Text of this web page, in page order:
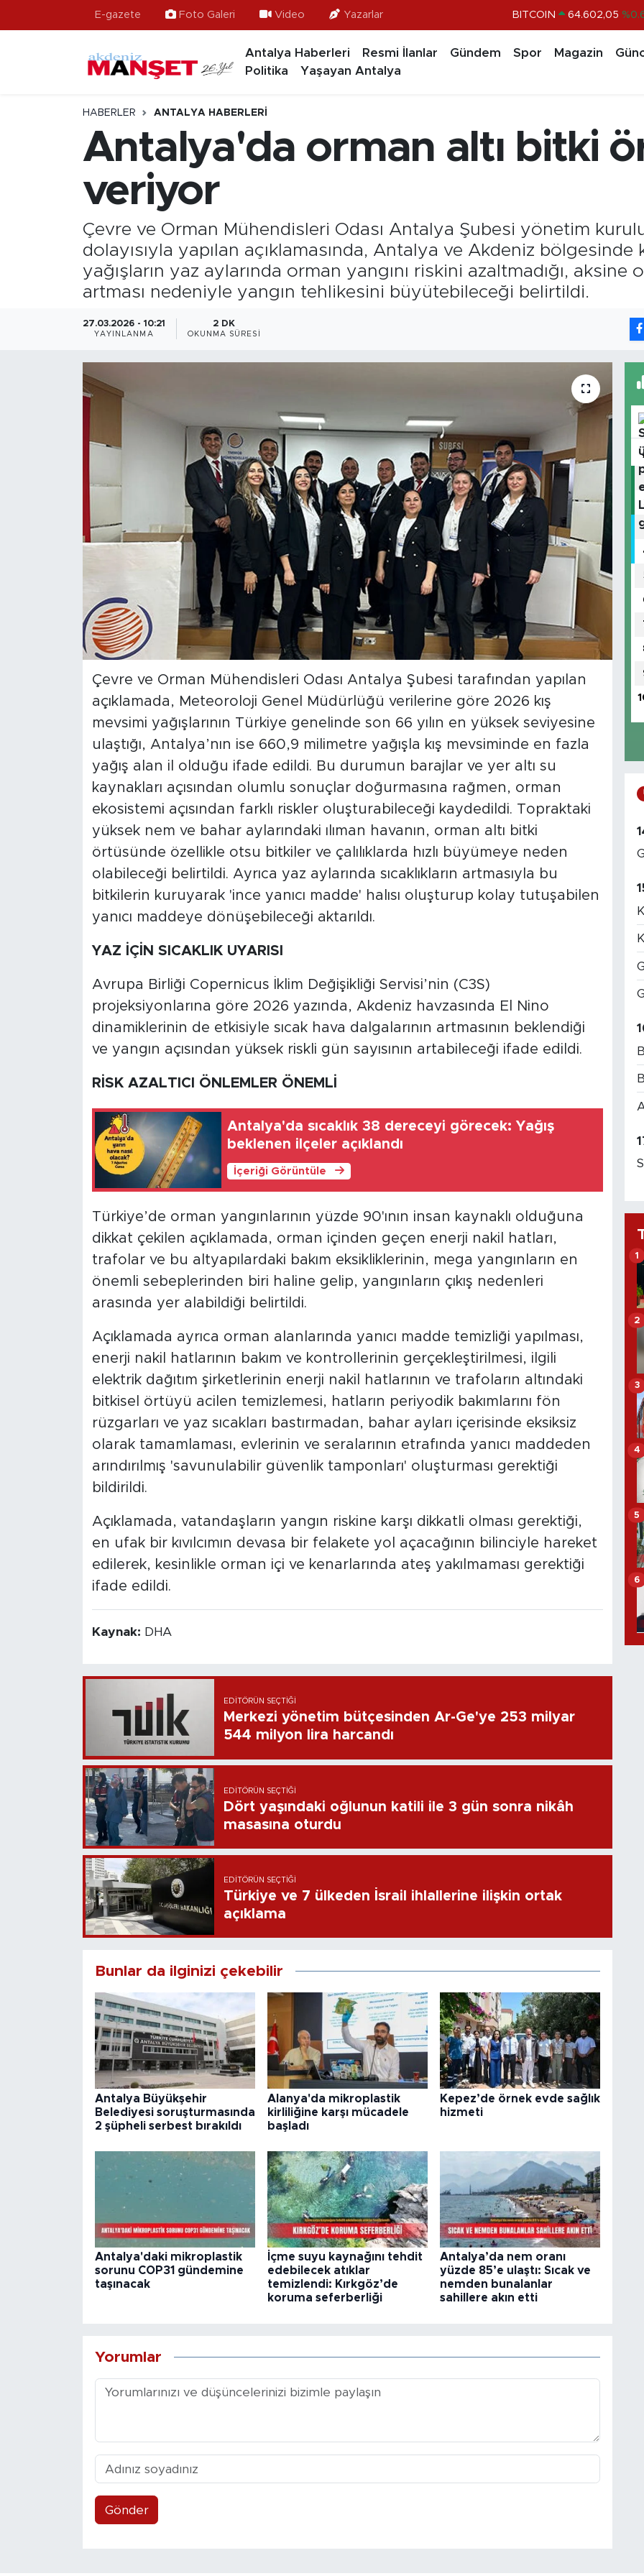
E-gazete Foto Galeri Video Yazarlar
47,6006
EURO 55,0250
BİST100 13.768
Antalya Haberleri Resmi İlanlar Gündem Spor Magazin
Politika
Yaşayan Antalya
HABERLER ANTALYA HABERLERI
Antalya'da orman altı bitki
veriyor
Çevre ve Orman Mühendisleri Odası Antalya Şubesi yönetim
dolayısıyla yapılan açıklamasında, Antalya ve Akdeniz bölgesinde
yağışların yaz aylarında orman yangını riskini azaltmadığı,
artması nedeniyle yangın tehlikesini büyütebileceği belirtildi.
27.03.2026 - 10:21
YAYINLANMA
2 DK
OKUNMA SÜRESI
Çevre ve Orman Mühendisleri Odası Antalya Şubesi tarafından yapılan
açıklamada, Meteoroloji Genel Müdürlüğü verilerine göre 2026 kış
mevsimi yağışlarının Türkiye genelinde son 66 yılın en yüksek seviyesine
ulaştığı, Antalya’nın ise 660,9 milimetre yağışla kış mevsiminde en fazla
yağış alan il olduğu ifade edildi. Bu durumun barajlar ve yer altı su
kaynakları açısından olumlu sonuçlar doğurmasına rağmen, orman
ekosistemi açısından farklı riskler oluşturabileceği kaydedildi. Topraktaki
yüksek nem ve bahar aylarındaki ılıman havanın, orman altı bitki
örtüsünde özellikle otsu bitkiler ve çalılıklarda hızlı büyümeye neden
olabileceği belirtildi. Ayrıca yaz aylarında sıcaklıkların artmasıyla bu
bitkilerin kuruyarak 'ince yanıcı madde' halısı oluşturup kolay tutuşabilen
yanıcı maddeye dönüşebileceği aktarıldı.
YAZ İÇİN SICAKLIK UYARISI
Avrupa Birliği Copernicus İklim Değişikliği Servisi’nin (C3S)
projeksiyonlarına göre 2026 yazında, Akdeniz havzasında El Nino
dinamiklerinin de etkisiyle sıcak hava dalgalarının artmasının beklendiği
ve yangın açısından yüksek riskli gün sayısının artabileceği ifade edildi.
RİSK AZALTICI ÖNLEMLER ÖNEMLİ
Antalya'da sıcaklık 38 dereceyi görecek: Yağış
beklenen ilçeler açıklandı
İçeriği Görüntüle
Türkiye’de orman yangınlarının yüzde 90'ının insan kaynaklı olduğuna
dikkat çekilen açıklamada, orman içinden geçen enerji nakil hatları,
trafolar ve bu altyapılardaki bakım eksikliklerinin, mega yangınların en
önemli sebeplerinden biri haline gelip, yangınların çıkış nedenleri
arasında yer alabildiği belirtildi.
Açıklamada ayrıca orman alanlarında yanıcı madde temizliği yapılması,
enerji nakil hatlarının bakım ve kontrollerinin gerçekleştirilmesi, ilgili
elektrik dağıtım şirketlerinin enerji nakil hatlarının ve trafoların altındaki
bitkisel örtüyü acilen temizlemesi, hatların periyodik bakımlarını fön
rüzgarları ve yaz sıcakları bastırmadan, bahar ayları içerisinde eksiksiz
olarak tamamlaması, evlerinin ve seralarının etrafında yanıcı maddeden
arındırılmış 'savunulabilir güvenlik tamponları' oluşturması gerektiği
bildirildi.
Açıklamada, vatandaşların yangın riskine karşı dikkatli olması gerektiği,
en ufak bir kıvılcımın devasa bir felakete yol açacağının bilinciyle hareket
edilerek, kesinlikle orman içi ve kenarlarında ateş yakılmaması gerektiği
ifade edildi.
Kaynak: DHA
EDITÖRÜN SEÇTIĞI
Merkezi yönetim bütçesinden Ar-Ge'ye 253 milyar
544 milyon lira harcandı
EDITÖRÜN SEÇTIĞI
Dört yaşındaki oğlunun katili ile 3 gün sonra nikâh
masasına oturdu
EDITÖRÜN SEÇTIĞI
Türkiye ve 7 ülkeden İsrail ihlallerine ilişkin ortak
açıklama
Bunlar da ilginizi çekebilir
Antalya Büyükşehir
Belediyesi soruşturmasında
2 şüpheli serbest bırakıldı
Alanya'da mikroplastik
kirliliğine karşı mücadele
başladı
Kepez’de örnek evde sağlık
hizmeti
Antalya'daki mikroplastik
sorunu COP31 gündemine
taşınacak
İçme suyu kaynağını tehdit
edebilecek atıklar
temizlendi: Kırkgöz’de
koruma seferberliği
Antalya’da nem oranı
yüzde 85’e ulaştı: Sıcak ve
nemden bunalanlar
sahillere akın etti
Yorumlar
Gönder
1
2
3
4
5
6
Ekonomi
Gündem
Özel Haber
Hava Durumu
Tüm Manşetler
Son Dakika Haberleri
Haber Arşivi